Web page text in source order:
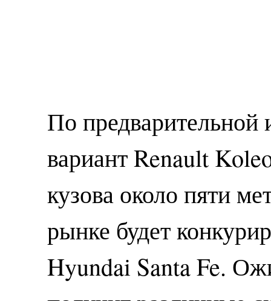
По
вариант Renault
кузова около пяти
рынке будет
Hyundai Santa Fe.